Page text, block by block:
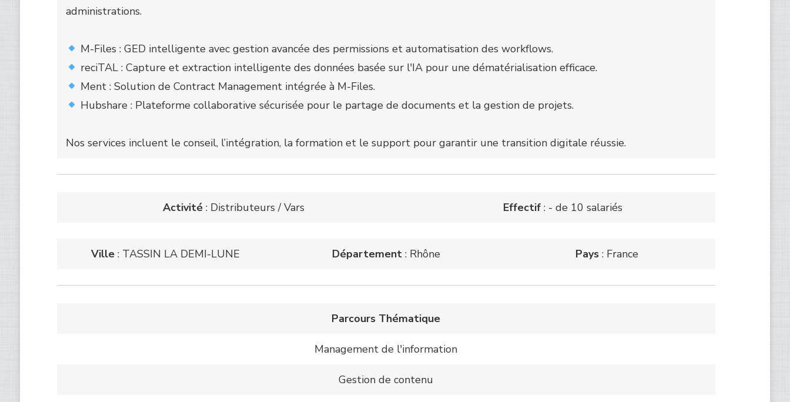
administrations.
M-Files : GED intelligente avec gestion avancée des permissions et automatisation des workflows.
reciTAL : Capture et extraction intelligente des données basée sur l'IA pour une dématérialisation efficace.
Ment : Solution de Contract Management intégrée à M-Files.
Hubshare : Plateforme collaborative sécurisée pour le partage de documents et la gestion de projets.
Nos services incluent le conseil, l’intégration, la formation et le support pour garantir une transition digitale réussie.
Activité : Distributeurs / Vars Effectif : - de 10 salariés
Ville : TASSIN LA DEMI-LUNE Département : Rhône Pays: France
Parcours Thématique
Management de l'information
Gestion de contenu